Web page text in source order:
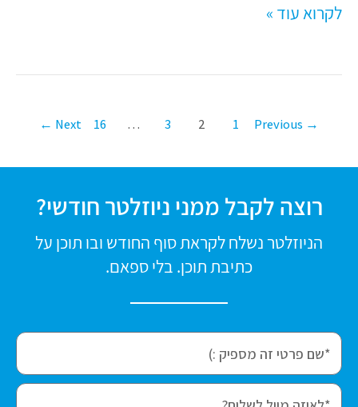
לקרוא עוד »
→
1
2
3
…
16
Next
←
רוצה לקבל ממני ניוזלטר חודשי?
הניוזלטר נשלח לקראת סוף החודש ובו תוכן על
כתיבת תוכן. בלי ספאם.
f
i
re